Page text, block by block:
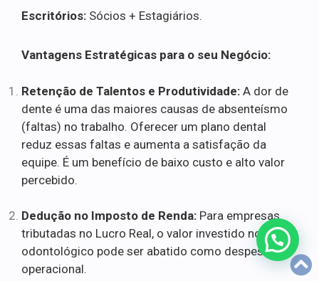
Escritórios: Sócios + Estagiários.
Vantagens Estratégicas para o seu Negócio:
Retenção de Talentos e Produtividade: A dor de
dente é uma das maiores causas de absenteísmo
(faltas) no trabalho. Oferecer um plano dental
reduz essas faltas e aumenta a satisfação da
equipe. É um benefício de baixo custo e alto valor
percebido.
Dedução no Imposto de Renda: Para empresas
tributadas no Lucro Real, o valor investido no plano
odontológico pode ser abatido como despesa
operacional.